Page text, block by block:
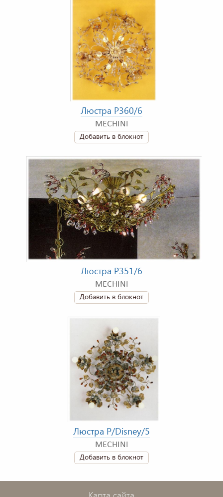
Люстра P360/6
MECHINI
Добавить в блокнот
Люстра P351/6
MECHINI
Добавить в блокнот
Люстра P/Disney/5
MECHINI
Добавить в блокнот